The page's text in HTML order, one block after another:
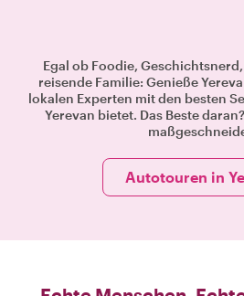
Egal ob Foodie,
reisende Familie: Genieße
lokalen Experten mit den besten
Yerevan bietet. Das Beste
Autotouren in